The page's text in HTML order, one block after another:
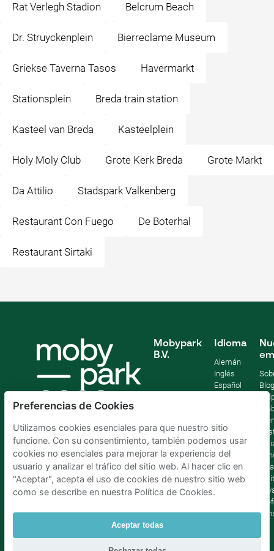
Rat Verlegh Stadion Belcrum Beach
Dr. Struyckenplein Bierreclame Museum
Griekse Taverna Tasos Havermarkt
Stationsplein Breda train station
Kasteel van Breda Kasteelplein
Holy Moly Club Grote Kerk Breda Grote Markt
Da Attilio Stadspark Valkenberg
Restaurant Con Fuego De Boterhal
Restaurant Sirtaki
Mobypark
B.V.
Idioma
Alemán
Inglés
Español
Blog
Preferencias de Cookies
Utilizamos cookies esenciales para que nuestro sitio
funcione. Con su consentimiento, también podemos usar
cookies no esenciales para mejorar la experiencia del
usuario y analizar el tráfico del sitio web. Al hacer clic en
"Aceptar", acepta el uso de cookies de nuestro sitio web
como se describe en nuestra Política de Cookies.
Aceptar todas